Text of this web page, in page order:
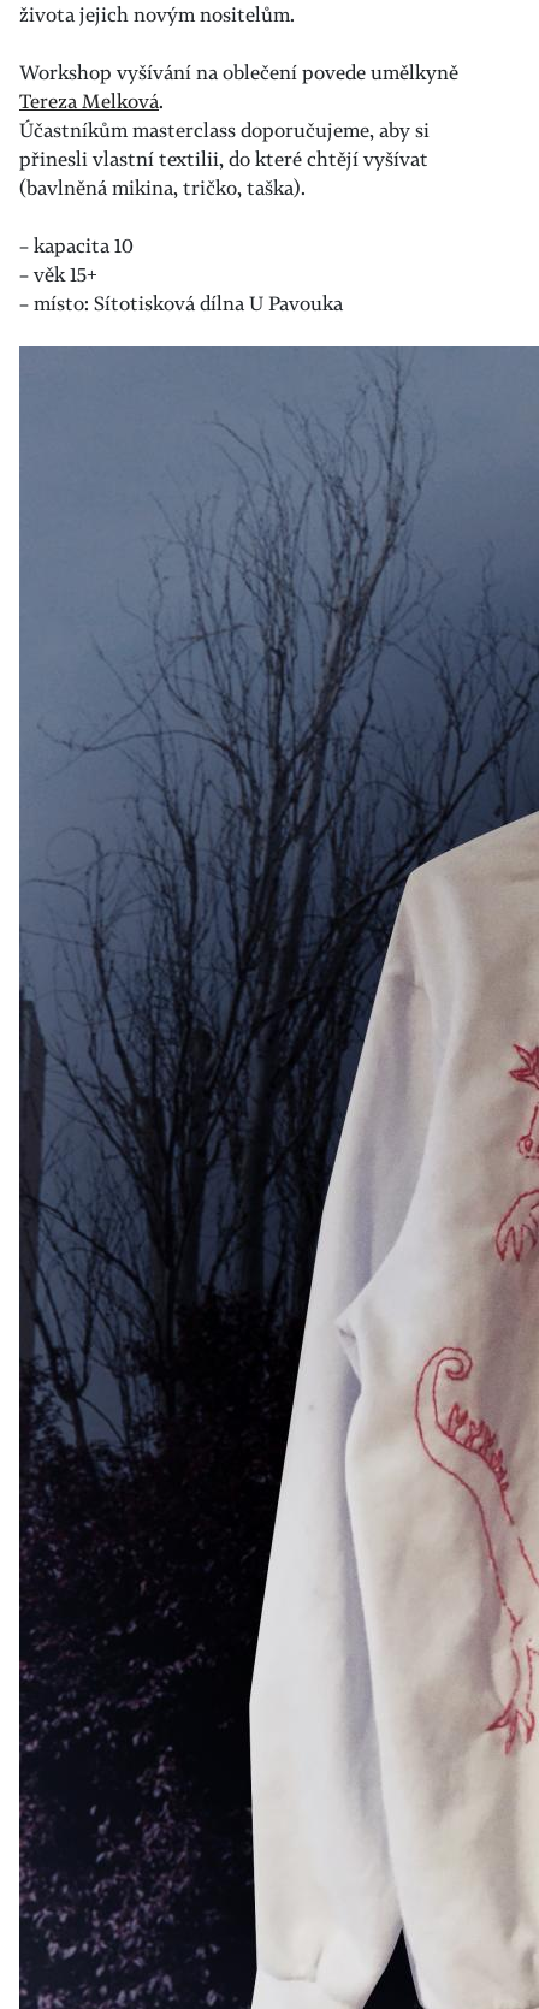
života jejich novým nositelům.
Workshop vyšívání na oblečení povede umělkyně
Tereza Melková.
Účastníkům masterclass doporučujeme, aby si
přinesli vlastní textilii, do které chtějí vyšívat
(bavlněná mikina, tričko, taška).
– kapacita 10
– věk 15+
– místo: Sítotisková dílna U Pavouka